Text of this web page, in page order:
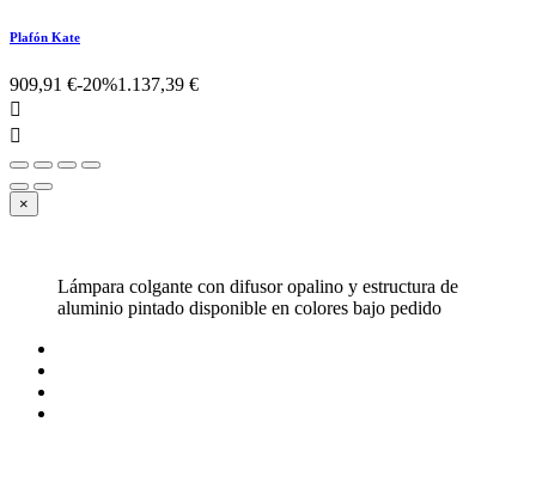
Plafón Kate
909,91 €-20%1.137,39 €


×
Lámpara colgante con difusor opalino y estructura de
aluminio pintado disponible en colores bajo pedido